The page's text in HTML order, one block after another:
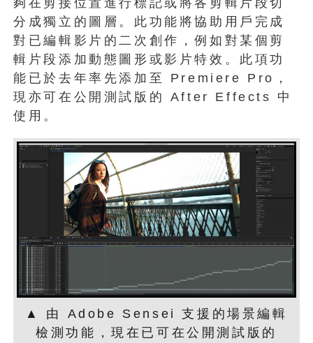
分成獨立的圖層。此功能將協助用戶完成
對已編輯影片的二次創作，例如對某個剪
輯片段添加動態圖形或影片特效。此項功
能已於去年率先添加至 Premiere Pro，
現亦可在公開測試版的 After Effects 中
使用。
▲ 由 Adobe Sensei 支援的場景編輯
檢測功能，現在已可在公開測試版的